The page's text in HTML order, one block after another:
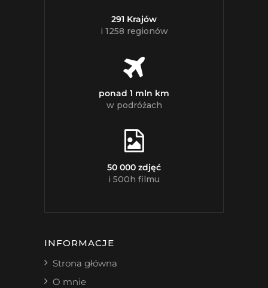
291 Krajów
i 1258 regionów
ponad 1 mln km
w podróżach
50 000 zdjęć
i 500h filmu
INFORMACJE
Strona główna
O mnie